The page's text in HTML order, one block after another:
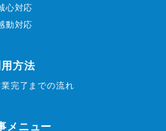
心対応
動対応
方法
完了までの流れ
メニュー